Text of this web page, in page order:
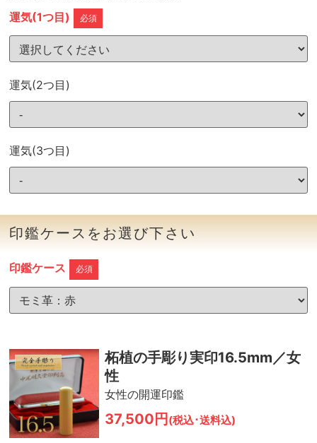
運気(1つ目) 必須
運気(2つ目)
運気(3つ目)
印鑑ケースをお選び下さい
印鑑ケース 必須
柘植の手彫り実印16.5mm／女
性
女性の開運印鑑
37,500円 (税込･送料込)